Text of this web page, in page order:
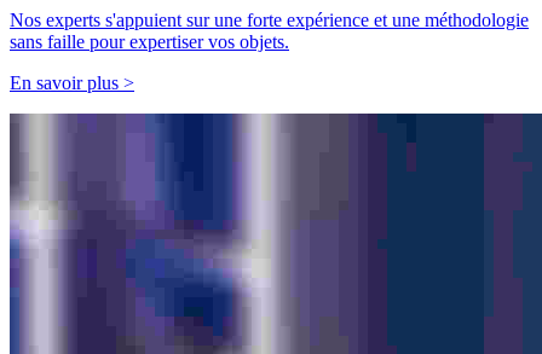
Nos experts s'appuient sur une forte expérience et une méthodologie
sans faille pour expertiser vos objets.
En savoir plus >